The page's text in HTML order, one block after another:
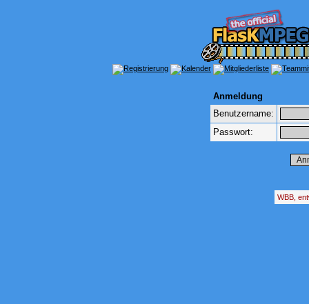
Anmeldung
Benutzername:
Passwort:
WBB,